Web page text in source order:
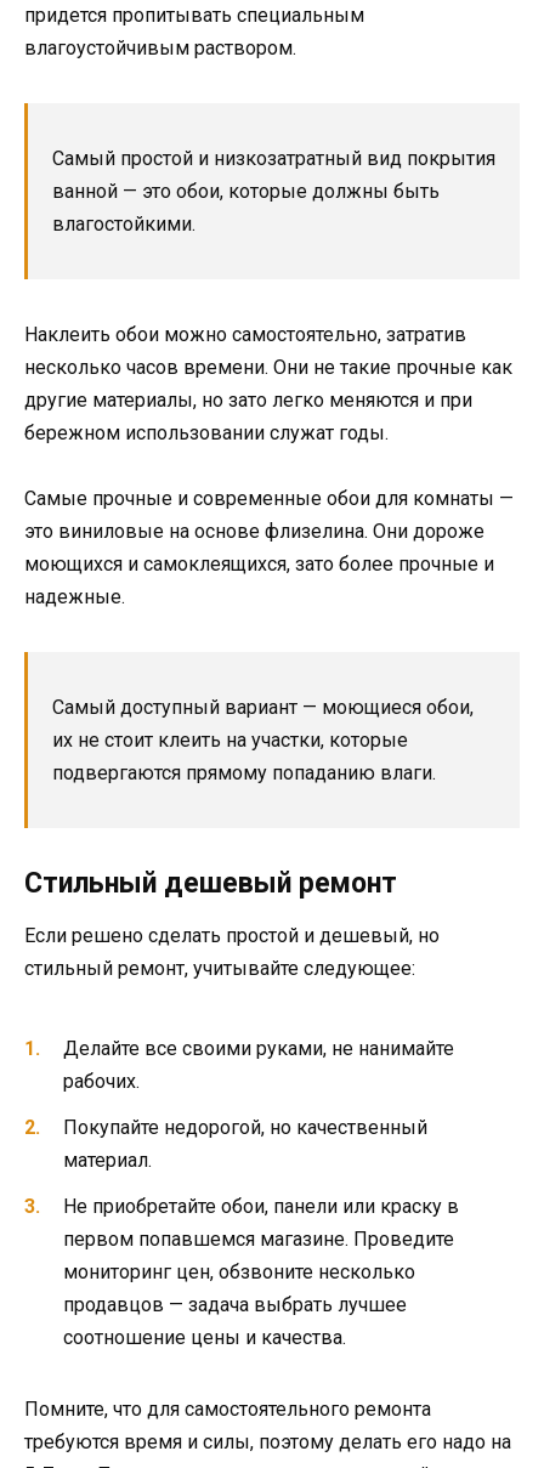
придется пропитывать специальным
влагоустойчивым раствором.
Самый простой и низкозатратный вид покрытия
ванной — это обои, которые должны быть
влагостойкими.
Наклеить обои можно самостоятельно, затратив
несколько часов времени. Они не такие прочные как
другие материалы, но зато легко меняются и при
бережном использовании служат годы.
Самые прочные и современные обои для комнаты —
это виниловые на основе флизелина. Они дороже
моющихся и самоклеящихся, зато более прочные и
надежные.
Самый доступный вариант — моющиеся обои,
их не стоит клеить на участки, которые
подвергаются прямому попаданию влаги.
Стильный дешевый ремонт
Если решено сделать простой и дешевый, но
стильный ремонт, учитывайте следующее:
Делайте все своими руками, не нанимайте
рабочих.
Покупайте недорогой, но качественный
материал.
Не приобретайте обои, панели или краску в
первом попавшемся магазине. Проведите
мониторинг цен, обзвоните несколько
продавцов — задача выбрать лучшее
соотношение цены и качества.
Помните, что для самостоятельного ремонта
требуются время и силы, поэтому делать его надо на